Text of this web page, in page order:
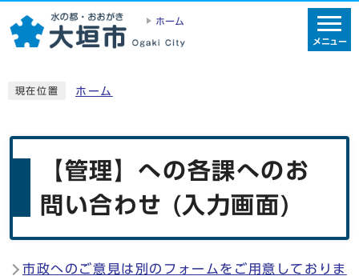
ホーム
メニュー
現在位置 ホーム
【管理】への各課へのお
問い合わせ (入力画面)
市政へのご意見は別のフォームをご用意しておりま